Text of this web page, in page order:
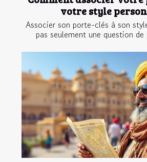
votre style
Associer son porte-clés à son
pas seulement une question